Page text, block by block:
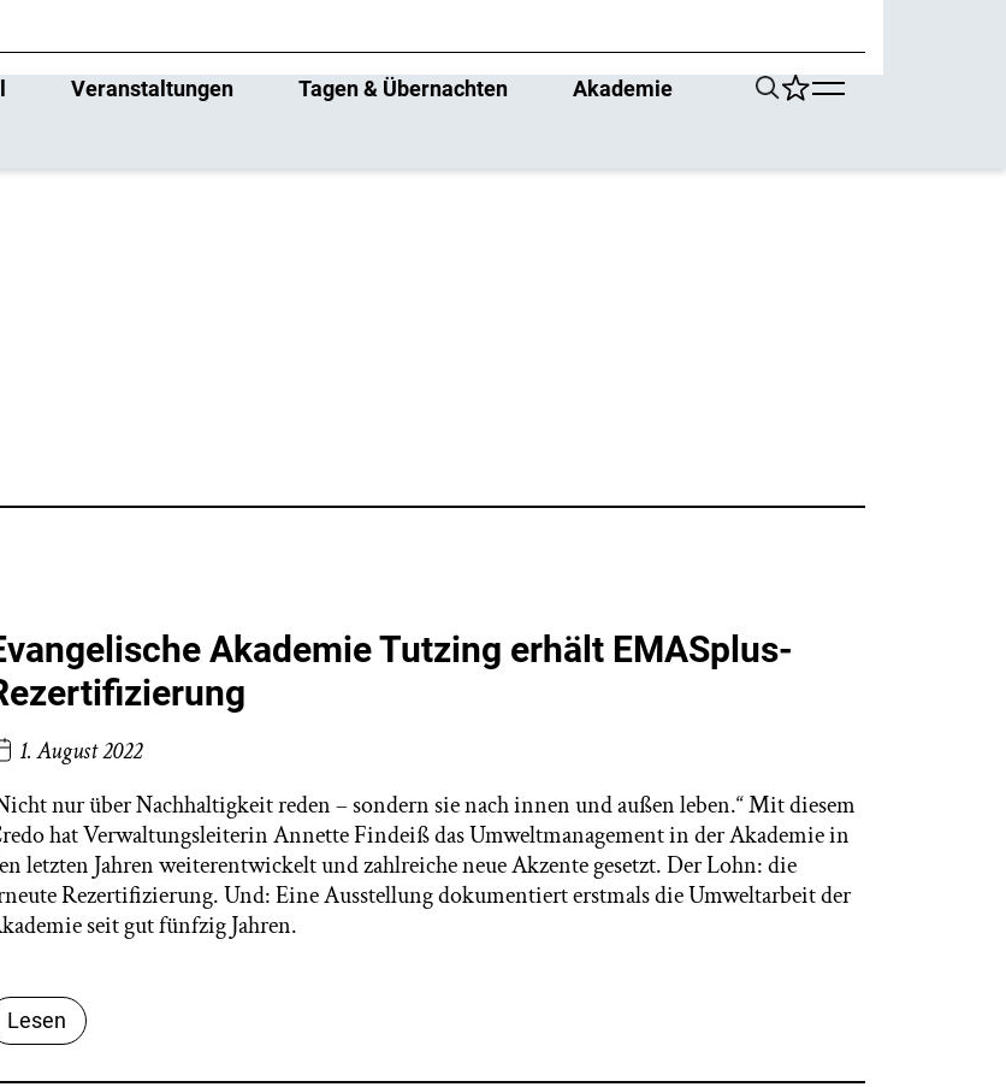
Veranstaltungen Tagen & Übernachten Akademie
Akademie Tutzing erhält EMASplus-
1. August 2022
nur über Nachhaltigkeit reden – sondern sie nach innen und außen leben.“ Mit diesem
hat Verwaltungsleiterin Annette Findeiß das Umweltmanagement in der Akademie in
letzten Jahren weiterentwickelt und zahlreiche neue Akzente gesetzt. Der Lohn: die
Rezertifizierung. Und: Eine Ausstellung dokumentiert erstmals die Umweltarbeit der
seit gut fünfzig Jahren.
Lesen